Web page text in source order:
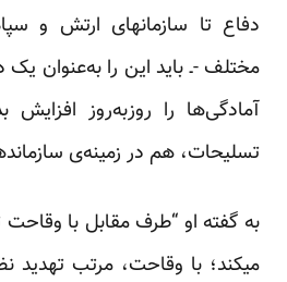
دفاع تا سازمانهای ارتش و
مختلف -ـ باید این را به‌عنوان
آمادگی‌ها را روزبه‌روز
تسلیحات، هم در زمینه‌ی
به گفته او “طرف مقابل با وقاحت
میکند؛ با وقاحت، مرتب تهدید